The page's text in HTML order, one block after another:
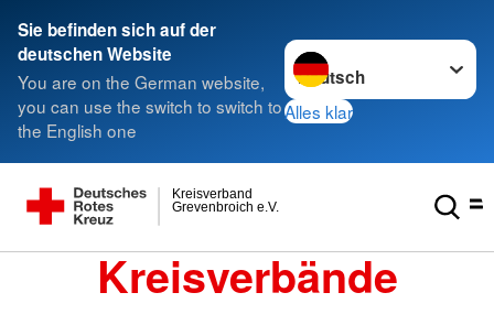
Sie befinden sich auf der
deutschen Website
You are on the German website,
you can use the switch to switch to
the English one
Sprache wechseln zu
Alles klar
Grevenbroich e.V.
Kreisverband
Kreisverbände